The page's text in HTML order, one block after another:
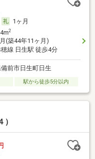
1ヶ月
2
(築44年11ヶ月)
穂線 日生駅 徒歩4分
備前市日生町日生
駅から徒歩5分以内